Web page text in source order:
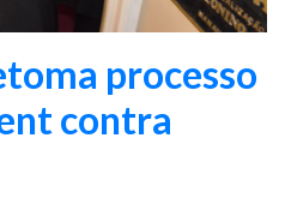
processo
contra